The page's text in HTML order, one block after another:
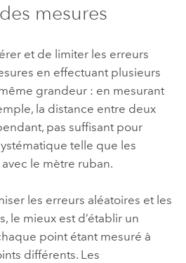
mesures
et de limiter les erreurs
en effectuant plusieurs
grandeur : en mesurant
la distance entre deux
pas suffisant pour
telle que les
le mètre ruban.
les erreurs aléatoires et les
le mieux est d’établir un
point étant mesuré à
différents. Les